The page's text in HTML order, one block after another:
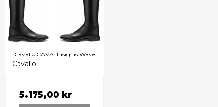
Cavallo CAVALInsignis Wave
Cavallo
5.175,00 kr